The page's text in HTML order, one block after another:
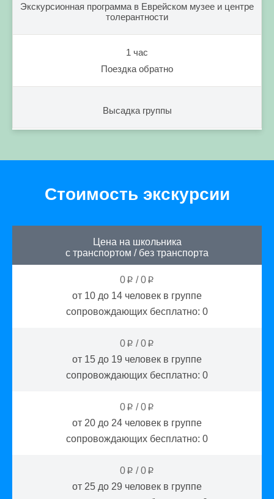
Экскурсионная программа в Еврейском музее и центре
толерантности
1 час
Поездка обратно
Высадка группы
Стоимость экскурсии
Цена на школьника
с транспортом / без транспорта
0 p /0 p
от 10 до 14 человек в группе
сопровождающих бесплатно: 0
0 p /0 p
от 15 до 19 человек в группе
сопровождающих бесплатно: 0
0 p /0 p
от 20 до 24 человек в группе
сопровождающих бесплатно: 0
0 p /0 p
от 25 до 29 человек в группе